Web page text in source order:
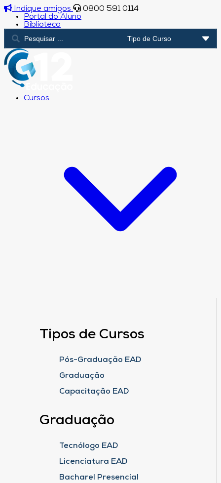
Indique amigos
0800 591 0114
Portal do Aluno
Biblioteca
Cursos
Tipos de Cursos
Pós-Graduação EAD
Graduação
Capacitação EAD
Graduação
Tecnólogo EAD
Licenciatura EAD
Bacharel Presencial